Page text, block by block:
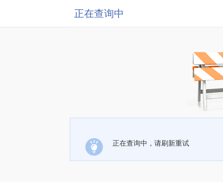
正在查询中
正在查询中，请刷新重试